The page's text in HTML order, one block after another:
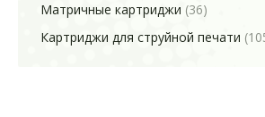
Матричные картриджи (36)
Картриджи для струйной печати